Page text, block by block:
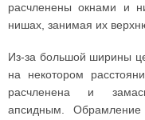
расчленены окнами и
нишах, занимая их
Из-за большой ширины
на некотором
расчленена и
апсидным.